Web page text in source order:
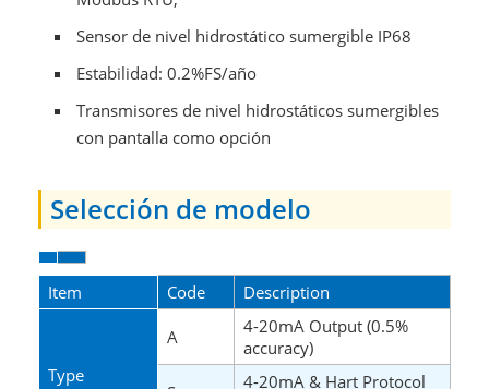
Sensor de nivel hidrostático sumergible IP68
Estabilidad: 0.2%FS/año
Transmisores de nivel hidrostáticos sumergibles
con pantalla como opción
Selección de modelo
Item Code Description
Type
A
4-20mA Output (0.5%
accuracy)
4-20mA & Hart Protocol